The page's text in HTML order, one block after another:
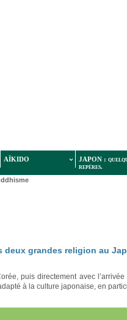
AÏKIDO
JAPON :
repères.
deux grandes religion au
puis directement avec
à la culture japonaise, en